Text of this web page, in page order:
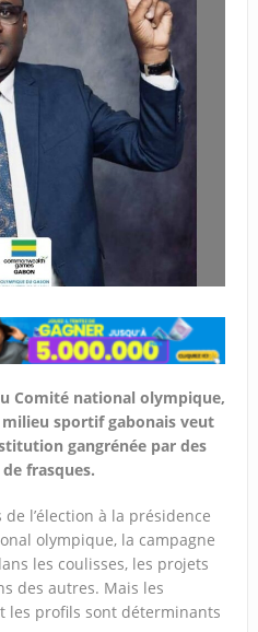
Comité national olympique,
sportif gabonais veut
gangrénée par des
frasques.
l’élection à la présidence
olympique, la campagne
les coulisses, les projets
des autres. Mais les
les profils sont déterminants